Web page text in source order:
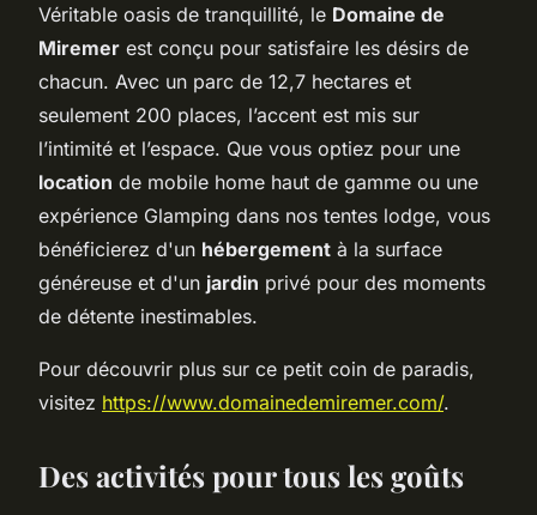
Véritable oasis de tranquillité, le Domaine de
Miremer est conçu pour satisfaire les désirs de
chacun. Avec un parc de 12,7 hectares et
seulement 200 places, l’accent est mis sur
l’intimité et l’espace. Que vous optiez pour une
location de mobile home haut de gamme ou une
expérience Glamping dans nos tentes lodge, vous
bénéficierez d'un hébergement à la surface
généreuse et d'un jardin privé pour des moments
de détente inestimables.
Pour découvrir plus sur ce petit coin de paradis,
visitez https://www.domainedemiremer.com/.
Des activités pour tous les goûts